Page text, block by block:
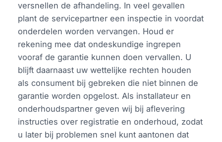
versnellen de afhandeling. In veel gevallen
plant de servicepartner een inspectie in voordat
onderdelen worden vervangen. Houd er
rekening mee dat ondeskundige ingrepen
vooraf de garantie kunnen doen vervallen. U
blijft daarnaast uw wettelijke rechten houden
als consument bij gebreken die niet binnen de
garantie worden opgelost. Als installateur en
onderhoudspartner geven wij bij aflevering
instructies over registratie en onderhoud, zodat
u later bij problemen snel kunt aantonen dat